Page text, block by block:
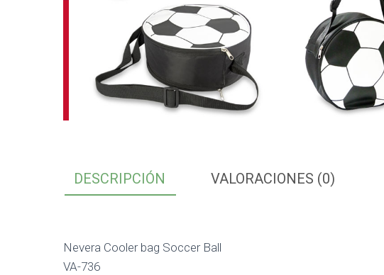
DESCRIPCIÓN VALORACIONES (0)
Nevera Cooler bag Soccer Ball
VA-736